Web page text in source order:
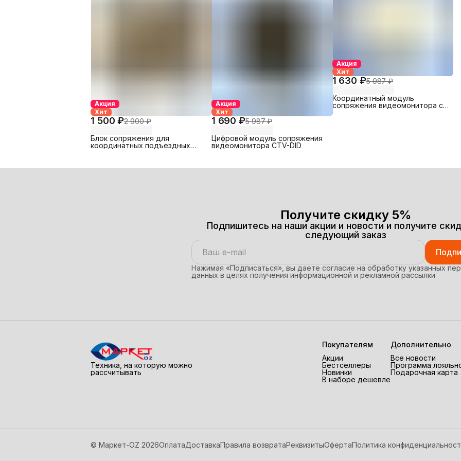
Акция
Хит
1 500 ₽2 900 ₽
Блок сопряжения для
координатных подъездных
Акция
Хит
1 690 ₽5 987 ₽
Цифровой модуль сопряжения
видеомонитора CTV-DID
Акция
Хит
1 630 ₽5 987 ₽
Координатный модуль
сопряжения видеомонитора с
подъездным домофоном CTV-
Получите скидку 5%
Подпишитесь на наши акции и новости и получите
следующий заказ
Нажимая «Подписаться», вы даете согласие на обработку указанных
данных в целях получения информационной и рекламной рассылки
Техника, на которую можно
рассчитывать
Покупателям
Акции
Бестселлеры
Новинки
В наборе дешевле
Дополнительно
Все новости
Программа
Подарочная карта
© Маркет-OZ 2026ОплатаДоставкаПравила возвратаРеквизитыОфертаПолитика